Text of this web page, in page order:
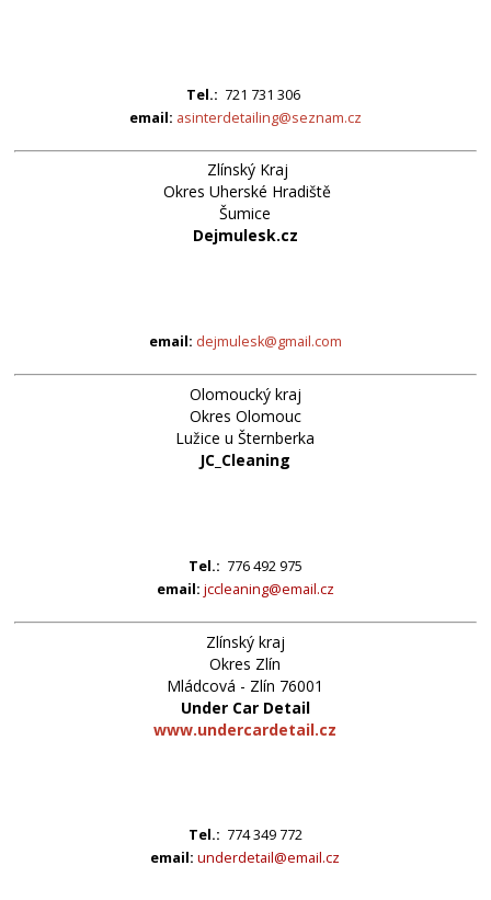
Tel.: 721 731 306
email: asinterdetailing@seznam.cz
Zlínský Kraj
Okres Uherské Hradiště
Šumice
Dejmulesk.cz
email: dejmulesk@gmail.com
Olomoucký kraj
Okres Olomouc
Lužice u Šternberka
JC_Cleaning
Tel.: 776 492 975
email: jccleaning@email.cz
Zlínský kraj
Okres Zlín
Mládcová - Zlín 76001
Under Car Detail
www.undercardetail.cz
Tel.: 774 349 772
email:underdetail@email.cz